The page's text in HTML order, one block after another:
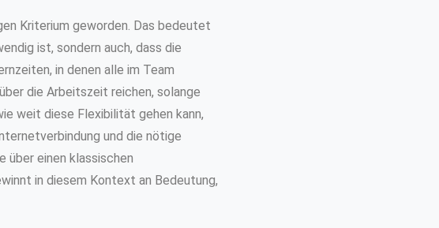
Kriterium geworden. Das bedeutet
ist, sondern auch, dass die
in denen alle im Team
die Arbeitszeit reichen, solange
weit diese Flexibilität gehen kann,
und die nötige
über einen klassischen
in diesem Kontext an Bedeutung,